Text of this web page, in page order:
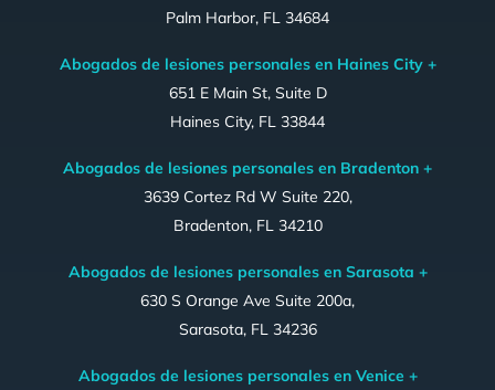
Palm Harbor, FL 34684
Abogados de lesiones personales en Haines City +
651 E Main St, Suite D
Haines City, FL 33844
Abogados de lesiones personales en Bradenton +
3639 Cortez Rd W Suite 220,
Bradenton, FL 34210
Abogados de lesiones personales en Sarasota +
630 S Orange Ave Suite 200a,
Sarasota, FL 34236
Abogados de lesiones personales en Venice +